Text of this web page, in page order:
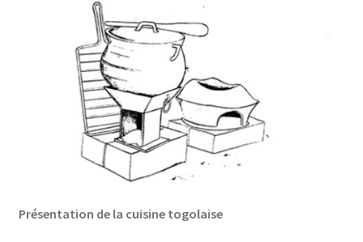
Présentation de la cuisine togolaise